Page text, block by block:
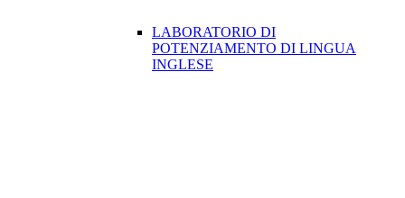
LABORATORIO DI
POTENZIAMENTO DI LINGUA
INGLESE